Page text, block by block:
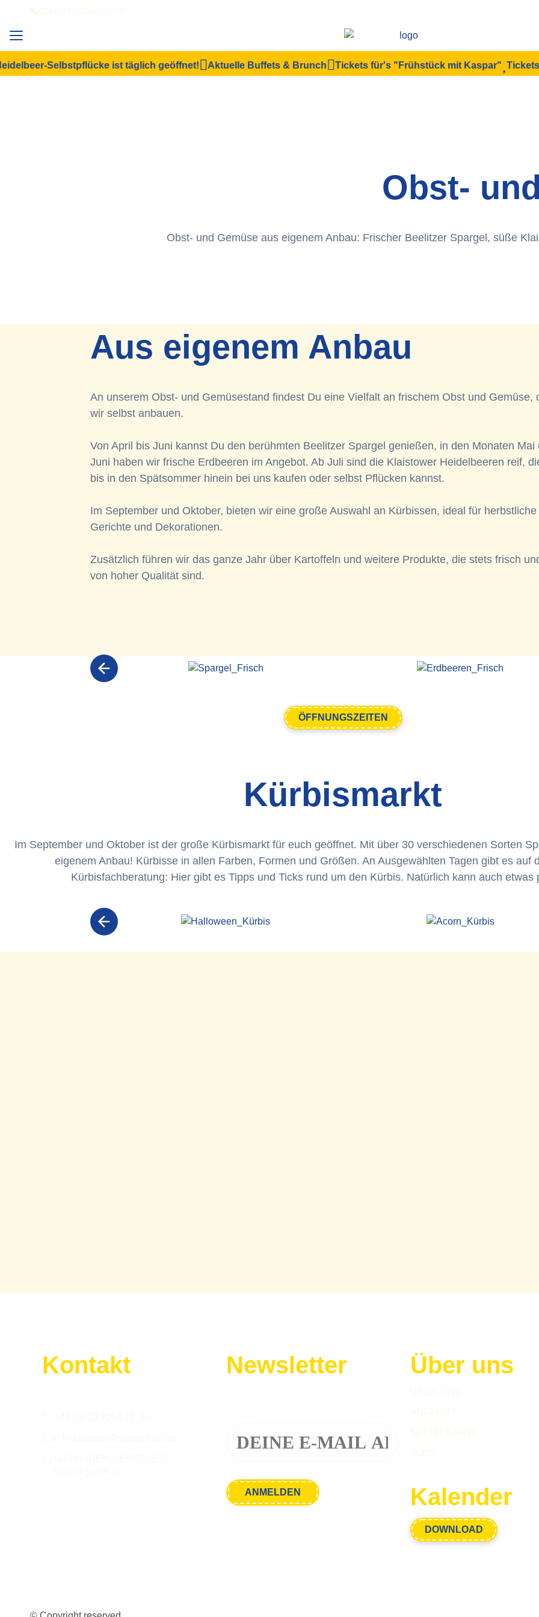
Selbstpflücke ist täglich geöffnet! Aktuelle Buffets & Brunch Tickets für's "Frühstück mit Kaspar" Tickets
Obst-
Obst- und Gemüse aus eigenem Anbau: Frischer Beelitzer Spargel, süße
Aus eigenem Anbau
An unserem Obst- und Gemüsestand findest Du eine Vielfalt an frischem Obst und Gemüse,
wir selbst anbauen.
Von April bis Juni kannst Du den berühmten Beelitzer Spargel genießen, in den Monaten Mai
Juni haben wir frische Erdbeeren im Angebot. Ab Juli sind die Klaistower Heidelbeeren reif,
bis in den Spätsommer hinein bei uns kaufen oder selbst Pflücken kannst.
Im September und Oktober, bieten wir eine große Auswahl an Kürbissen, ideal für herbstliche
Gerichte und Dekorationen.
Zusätzlich führen wir das ganze Jahr über Kartoffeln und weitere Produkte, die stets frisch
von hoher Qualität sind.
ÖFFNUNGSZEITEN
Kürbismarkt
Im September und Oktober ist der große Kürbismarkt für euch geöffnet. Mit über 30 verschiedenen Sorten
eigenem Anbau! Kürbisse in allen Farben, Formen und Größen. An Ausgewählten Tagen gibt es auf
Kürbisfachberatung: Hier gibt es Tipps und Ticks rund um den Kürbis. Natürlich kann auch etwas
Kontakt Newsletter Über uns
Kalender
DOWNLOAD